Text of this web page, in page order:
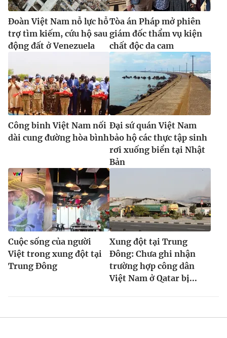
Đoàn Việt Nam nỗ lực hỗ
trợ tìm kiếm, cứu hộ sau
động đất ở Venezuela
Tòa án Pháp mở phiên
giám đốc thẩm vụ kiện
chất độc da cam
Công binh Việt Nam nối
dài cung đường hòa bình
Đại sứ quán Việt Nam
bảo hộ các thực tập sinh
rơi xuống biển tại Nhật
Bản
Cuộc sống của người
Việt trong xung đột tại
Trung Đông
Xung đột tại Trung
Đông: Chưa ghi nhận
trường hợp công dân
Việt Nam ở Qatar bị...